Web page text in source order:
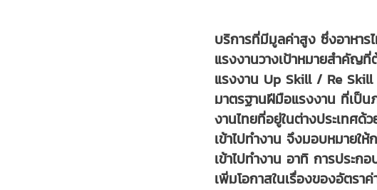
บริการที่มีมูลค่าสูง ซึ่งอาหา
แรงงานวางเป้าหมายสำคัญ
แรงงาน Up Skill / Re Skill
มาตรฐานฝีมือแรงงาน ที่เป็
งานไทยที่อยู่ในต่างประเทศ
เข้าไปทำงาน จึงมอบหมาย
เข้าไปทำงาน อาทิ การประ
เพิ่มโอกาสในเรื่องของอัตรา